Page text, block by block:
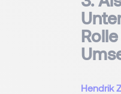
Hendrik